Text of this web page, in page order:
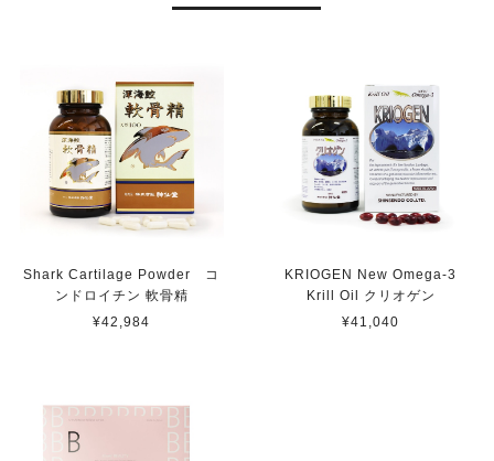
Shark Cartilage Powder コ
ンドロイチン 軟骨精
¥42,984
KRIOGEN New Omega-3
Krill Oil クリオゲン
¥41,040